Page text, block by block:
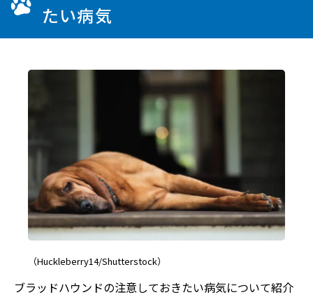
たい病気
（Huckleberry14/Shutterstock）
ブラッドハウンドの注意しておきたい病気について紹介